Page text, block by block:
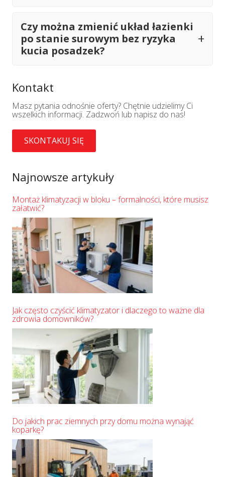
Czy można zmienić układ łazienki
po stanie surowym bez ryzyka
kucia posadzek?
Kontakt
Masz pytania odnośnie oferty? Chętnie udzielimy Ci
wszelkich informacji. Zadzwoń lub napisz do nas!
SKONTAKUJ SIĘ
Najnowsze artykuły
Montaż klimatyzacji w bloku – formalności, które musisz
załatwić?
Jak często czyścić klimatyzator i dlaczego to ważne dla
zdrowia domowników?
Do jakich prac ziemnych przy domu można wynająć
koparkę?